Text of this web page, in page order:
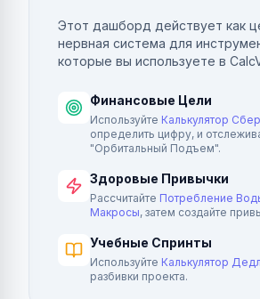
Этот дашборд действует как
нервная система для
которые вы используете в
Финансовые Цели
Используйте Калькулятор
определить цифру, и
"Орбитальный Подъем".
Здоровые Привычки
Рассчитайте Потребление
Макросы, затем создайте
Учебные Спринты
Используйте Калькулятор
разбивки проекта.